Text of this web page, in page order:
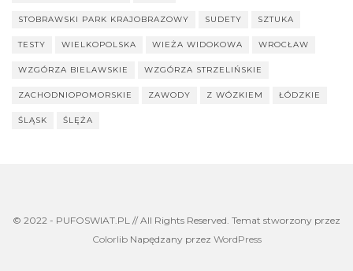
STOBRAWSKI PARK KRAJOBRAZOWY SUDETY SZTUKA
TESTY WIELKOPOLSKA WIEŻA WIDOKOWA WROCŁAW
WZGÓRZA BIELAWSKIE WZGÓRZA STRZELIŃSKIE
ZACHODNIOPOMORSKIE ZAWODY Z WÓZKIEM ŁÓDZKIE
ŚLĄSK ŚLĘŻA
© 2022 - PUFOSWIAT.PL // All Rights Reserved. Temat stworzony przez
ColorlibNapędzany przez WordPress